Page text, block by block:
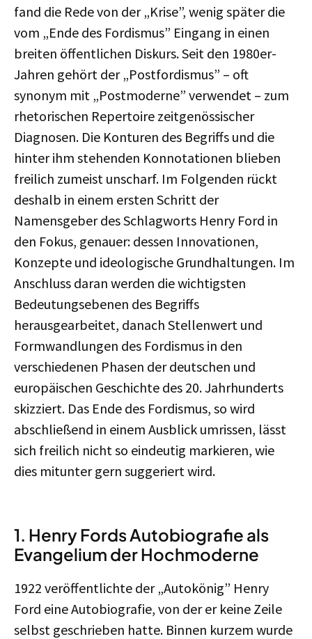
fand die Rede von der „Krise”, wenig später die
vom „Ende des Fordismus” Eingang in einen
breiten öffentlichen Diskurs. Seit den 1980er-
Jahren gehört der „Postfordismus” – oft
synonym mit „Postmoderne” verwendet – zum
rhetorischen Repertoire zeitgenössischer
Diagnosen. Die Konturen des Begriffs und die
hinter ihm stehenden Konnotationen blieben
freilich zumeist unscharf. Im Folgenden rückt
deshalb in einem ersten Schritt der
Namensgeber des Schlagworts Henry Ford in
den Fokus, genauer: dessen Innovationen,
Konzepte und ideologische Grundhaltungen. Im
Anschluss daran werden die wichtigsten
Bedeutungsebenen des Begriffs
herausgearbeitet, danach Stellenwert und
Formwandlungen des Fordismus in den
verschiedenen Phasen der deutschen und
europäischen Geschichte des 20. Jahrhunderts
skizziert. Das Ende des Fordismus, so wird
abschließend in einem Ausblick umrissen, lässt
sich freilich nicht so eindeutig markieren, wie
dies mitunter gern suggeriert wird.
1. Henry Fords Autobiografie als
Evangelium der Hochmoderne
1922 veröffentlichte der „Autokönig” Henry
Ford eine Autobiografie, von der er keine Zeile
selbst geschrieben hatte. Binnen kurzem wurde